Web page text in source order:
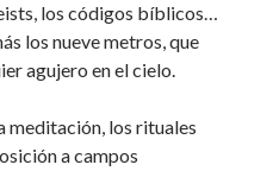
los códigos bíblicos…
los nueve metros, que
agujero en el cielo.
meditación, los rituales
a campos